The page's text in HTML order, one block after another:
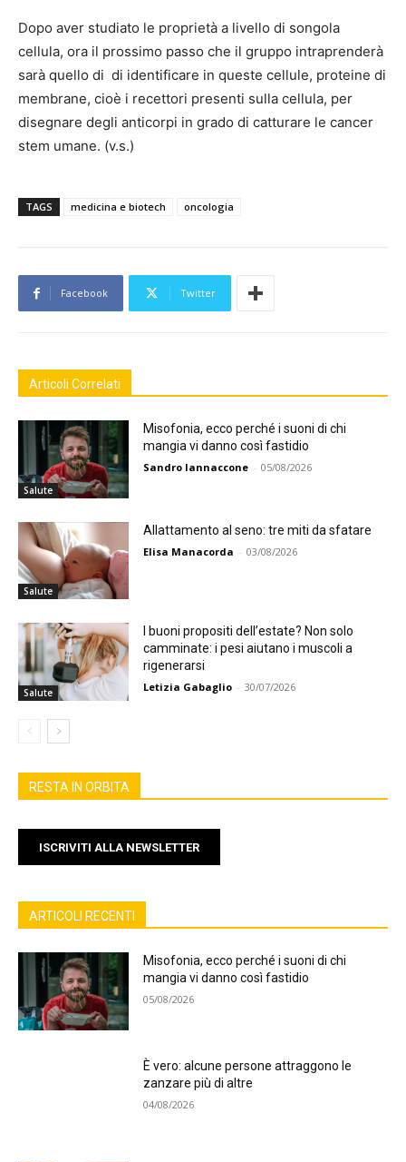
Dopo aver studiato le proprietà a livello di songola
cellula, ora il prossimo passo che il gruppo intraprenderà
sarà quello di di identificare in queste cellule, proteine di
membrane, cioè i recettori presenti sulla cellula, per
disegnare degli anticorpi in grado di catturare le cancer
stem umane. (v.s.)
TAGS medicina e biotech oncologia
Facebook Twitter
Articoli Correlati
Salute
Misofonia, ecco perché i suoni di chi
mangia vi danno così fastidio
Sandro Iannaccone - 05/08/2026
Salute
Allattamento al seno: tre miti da sfatare
Elisa Manacorda - 03/08/2026
Salute
I buoni propositi dell’estate? Non solo
camminate: i pesi aiutano i muscoli a
rigenerarsi
Letizia Gabaglio - 30/07/2026
RESTA IN ORBITA
ISCRIVITI ALLA NEWSLETTER
ARTICOLI RECENTI
Misofonia, ecco perché i suoni di chi
mangia vi danno così fastidio
05/08/2026
È vero: alcune persone attraggono le
zanzare più di altre
04/08/2026